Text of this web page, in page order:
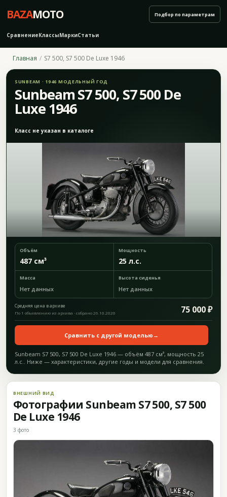
BAZAMOTO
СравнениеКлассыМаркиСтатьи
Подбор по параметрам
Главная S7 500, S7 500 De Luxe 1946
SUNBEAM · 1946 МОДЕЛЬНЫЙ ГОД
Sunbeam S7 500, S7 500 De
Luxe 1946
Класс не указан в каталоге
Объём
487 см³
Мощность
25 л.с.
Масса
Нет данных
Высота сиденья
Нет данных
Средняя цена в архиве 75 000 ₽
По 1 объявлению из архива · собрано 26.10.2020
Сравнить с другой моделью →
Sunbeam S7 500, S7 500 De Luxe 1946 — объём 487 см³, мощность 25
л.с.. Ниже — характеристики, другие годы и модели для сравнения.
ВНЕШНИЙ ВИД
Фотографии Sunbeam S7 500, S7 500
De Luxe 1946
3 фото